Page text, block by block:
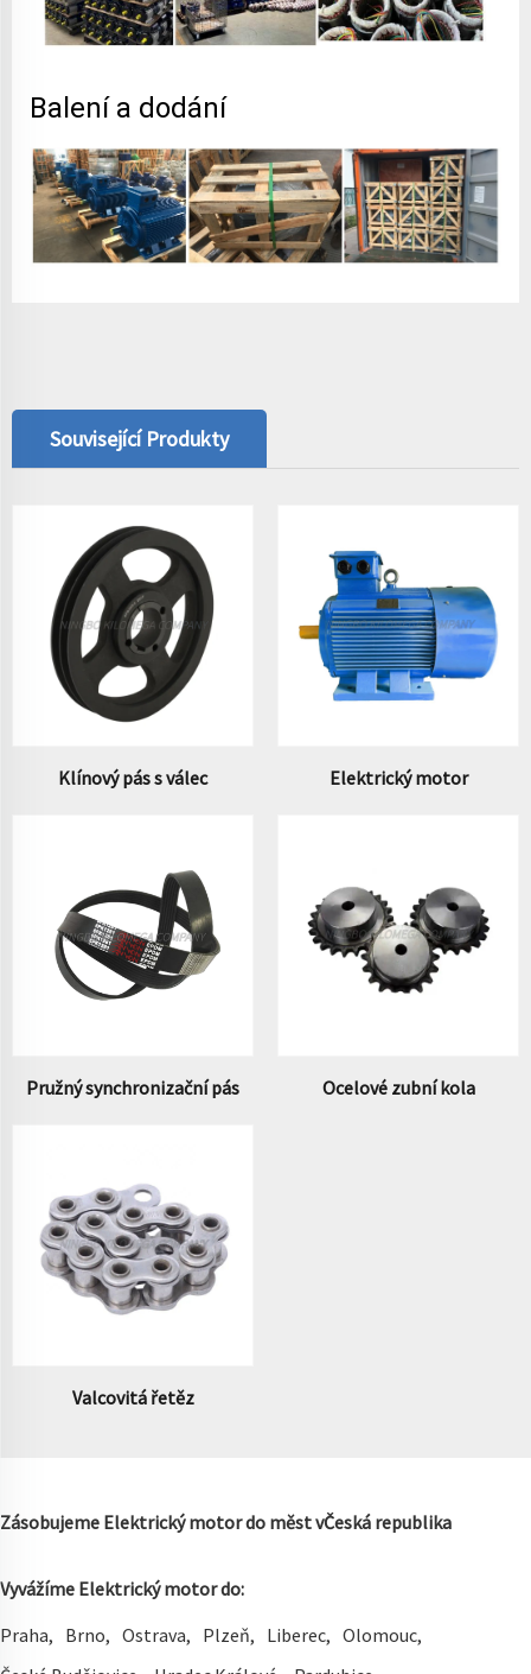
Balení a dodání
Související Produkty
Klínový pás s válec Elektrický motor
Pružný synchronizační pás Ocelové zubní kola
Valcovitá řetěz
Zásobujeme Elektrický motor do měst vČeská republika
Vyvážíme Elektrický motor do:
Praha
Brno Ostrava Plzeň Liberec
Olomouc